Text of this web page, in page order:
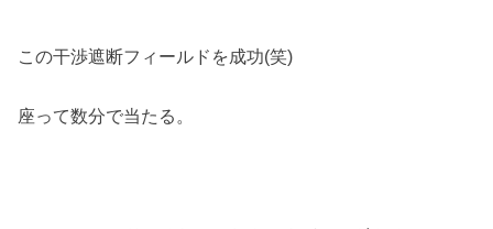
この干渉遮断フィールドを成功(笑)
座って数分で当たる。